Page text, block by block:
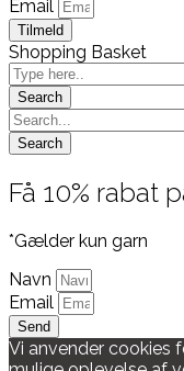
Email
Tilmeld
Shopping Basket
Få 10% rabat
*Gælder kun garn
Navn
Email
Send
Vi anvender cookies